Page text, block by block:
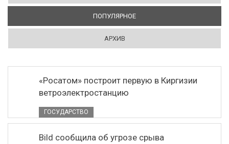
ПОПУЛЯРНОЕ
АРХИВ
«Росатом» построит первую в Киргизии
ветроэлектростанцию
ГОСУДАРСТВО
Bild сообщила об угрозе срыва